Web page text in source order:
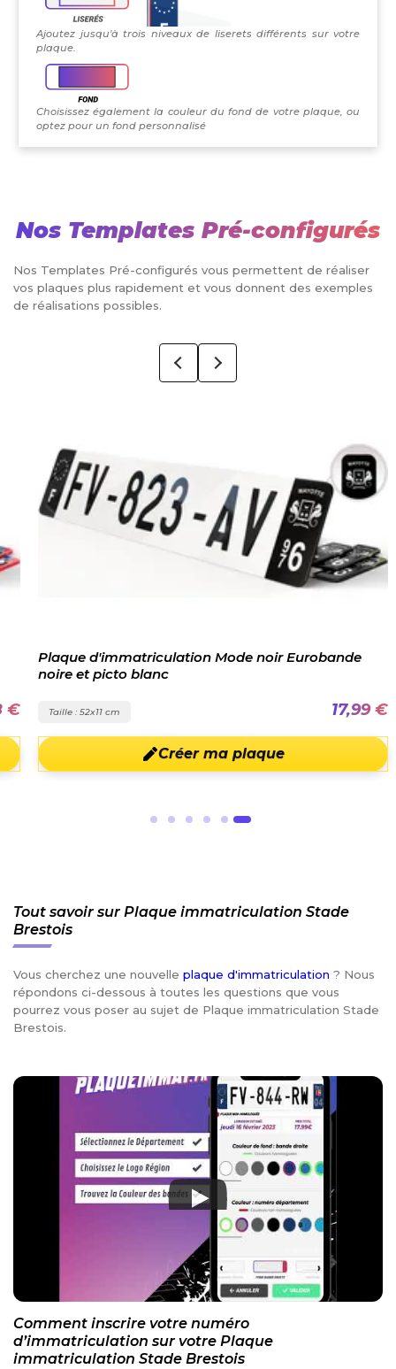
Ajoutez jusqu'à trois niveaux de liserets différents sur votre
plaque.
Choisissez également la couleur du fond de votre plaque, ou
optez pour un fond personnalisé
Nos Templates Pré-configurés
Nos Templates Pré-configurés vous permettent de réaliser
vos plaques plus rapidement et vous donnent des exemples
de réalisations possibles.
€
Plaque d'immatriculation Mode noir Eurobande
noire et picto blanc
Taille : 52x11 cm 17,99 €
Créer ma plaque
Tout savoir sur Plaque immatriculation Stade
Brestois
Vous cherchez une nouvelle plaque d'immatriculation ? Nous
répondons ci-dessous à toutes les questions que vous
pourrez vous poser au sujet de Plaque immatriculation Stade
Brestois.
Comment inscrire votre numéro
d’immatriculation sur votre Plaque
immatriculation Stade Brestois